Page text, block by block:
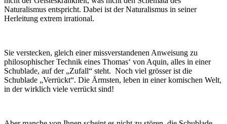
Naturalismus entspricht. Dabei ist der Naturalismus in seiner
Herleitung extrem irrational.
Sie verstecken, gleich einer missverstandenen Anweisung zu
philosophischer Technik eines Thomas‘ von Aquin, alles in einer
Schublade, auf der „Zufall“ steht. Noch viel grösser ist die
Schublade „Verrückt“. Die Ärmsten, leben in einer komischen Welt,
in der wirklich viele verrückt sind!